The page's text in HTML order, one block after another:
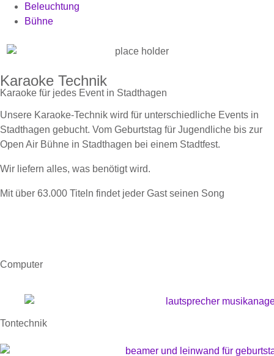
Beleuchtung
Bühne
Karaoke Technik
Karaoke für jedes Event in Stadthagen
Unsere Karaoke-Technik wird für unterschiedliche Events in
Stadthagen gebucht. Vom Geburtstag für Jugendliche bis zur
Open Air Bühne in Stadthagen bei einem Stadtfest.
Wir liefern alles, was benötigt wird.
Mit über 63.000 Titeln findet jeder Gast seinen Song
Computer
Tontechnik